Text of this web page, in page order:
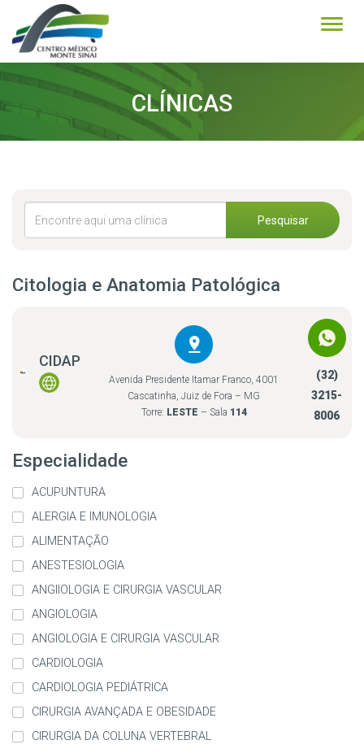
CLÍNICAS
Pesquisar
Citologia e Anatomia Patológica
CIDAP
Avenida Presidente Itamar Franco, 4001
Cascatinha, Juiz de Fora – MG
Torre: LESTE – Sala 114
(32)
3215-
8006
Especialidade
ACUPUNTURA
ALERGIA E IMUNOLOGIA
ALIMENTAÇÃO
ANESTESIOLOGIA
ANGIIOLOGIA E CIRURGIA VASCULAR
ANGIOLOGIA
ANGIOLOGIA E CIRURGIA VASCULAR
CARDIOLOGIA
CARDIOLOGIA PEDIÁTRICA
CIRURGIA AVANÇADA E OBESIDADE
CIRURGIA DA COLUNA VERTEBRAL